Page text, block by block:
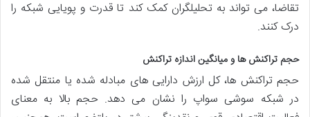
تقاضا، می تواند به تحلیلگران کمک کند تا قدرت و پویایی شبکه را
درک کنند.
حجم تراکنش ها و میانگین اندازه تراکنش
حجم تراکنش ها، کل ارزش دارایی های مبادله شده یا منتقل شده
در شبکه سوشی سواپ را نشان می دهد. حجم بالا به معنای